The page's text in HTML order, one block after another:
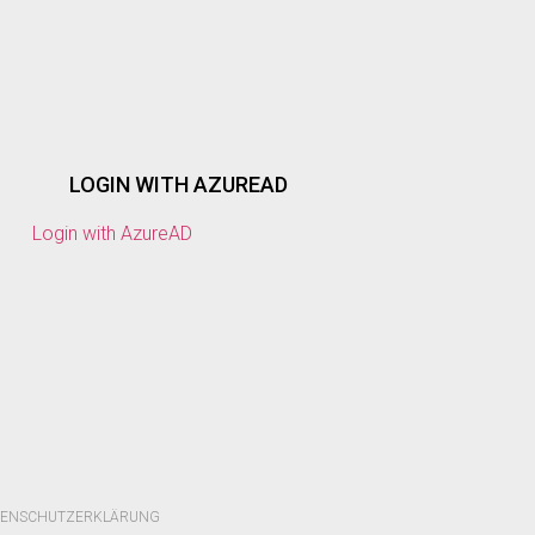
LOGIN WITH AZUREAD
Login with AzureAD